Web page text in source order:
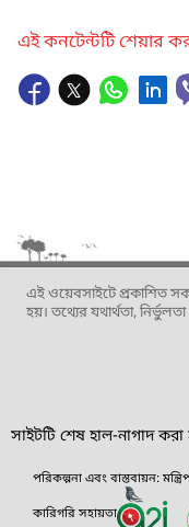
এই কনটেন্টটি শেয়ার
এই ওয়েবসাইটে প্রকাশিত
হয়। তথ্যের যথার্থতা,
সাইটটি শেষ হাল-নাগাদ
পরিকল্পনা এবং বাস্তবায়ন:
কারিগরি সহায়তা